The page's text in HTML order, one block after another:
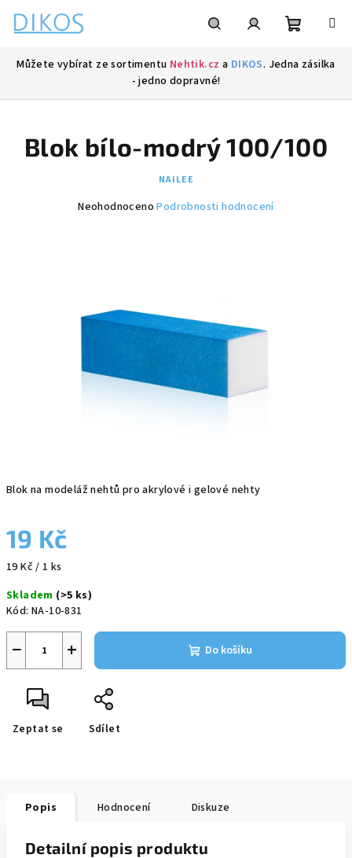
obsah
Můžete vybírat ze sortimentu Nehtik.cz a DIKOS. Jedna zásilka
- jedno dopravné!
Blok na modeláž nehtů pro akrylové i gelové nehty
19 Kč
Měrná
19 Kč / 1 ks
Skladem (>5 ks)
Kód: NA-10-831
+
− Do košíku
Zeptat se Sdílet
Blok bílo-modrý 100/100
NAILEE
Průměrné
hvězdiček.
Neohodnoceno Podrobnosti hodnocení
Popis Hodnocení Diskuze
Detailní popis produktu